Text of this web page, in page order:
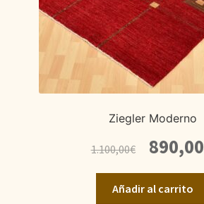
Ziegler Moderno
1.100,00€ precio
original
era:
890,00
Añadir al carrito